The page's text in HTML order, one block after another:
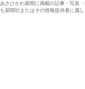
あさひかわ新聞に掲載の記事・写真
ち新聞社またはその情報提供者に属し